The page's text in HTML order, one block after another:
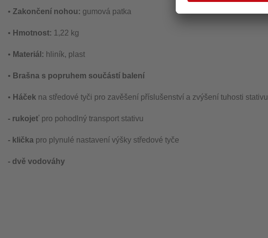
• Zakončení nohou: gumová patka
• Hmotnost: 1,22 kg
• Materiál: hliník, plast
• Brašna s popruhem součástí balení
• Háček na středové tyči pro zavěšení příslušenství a zvýšení tuhosti stativu
- rukojeť pro pohodlný transport stativu
- klička pro plynulé nastavení výšky středové tyče
- dvě vodováhy